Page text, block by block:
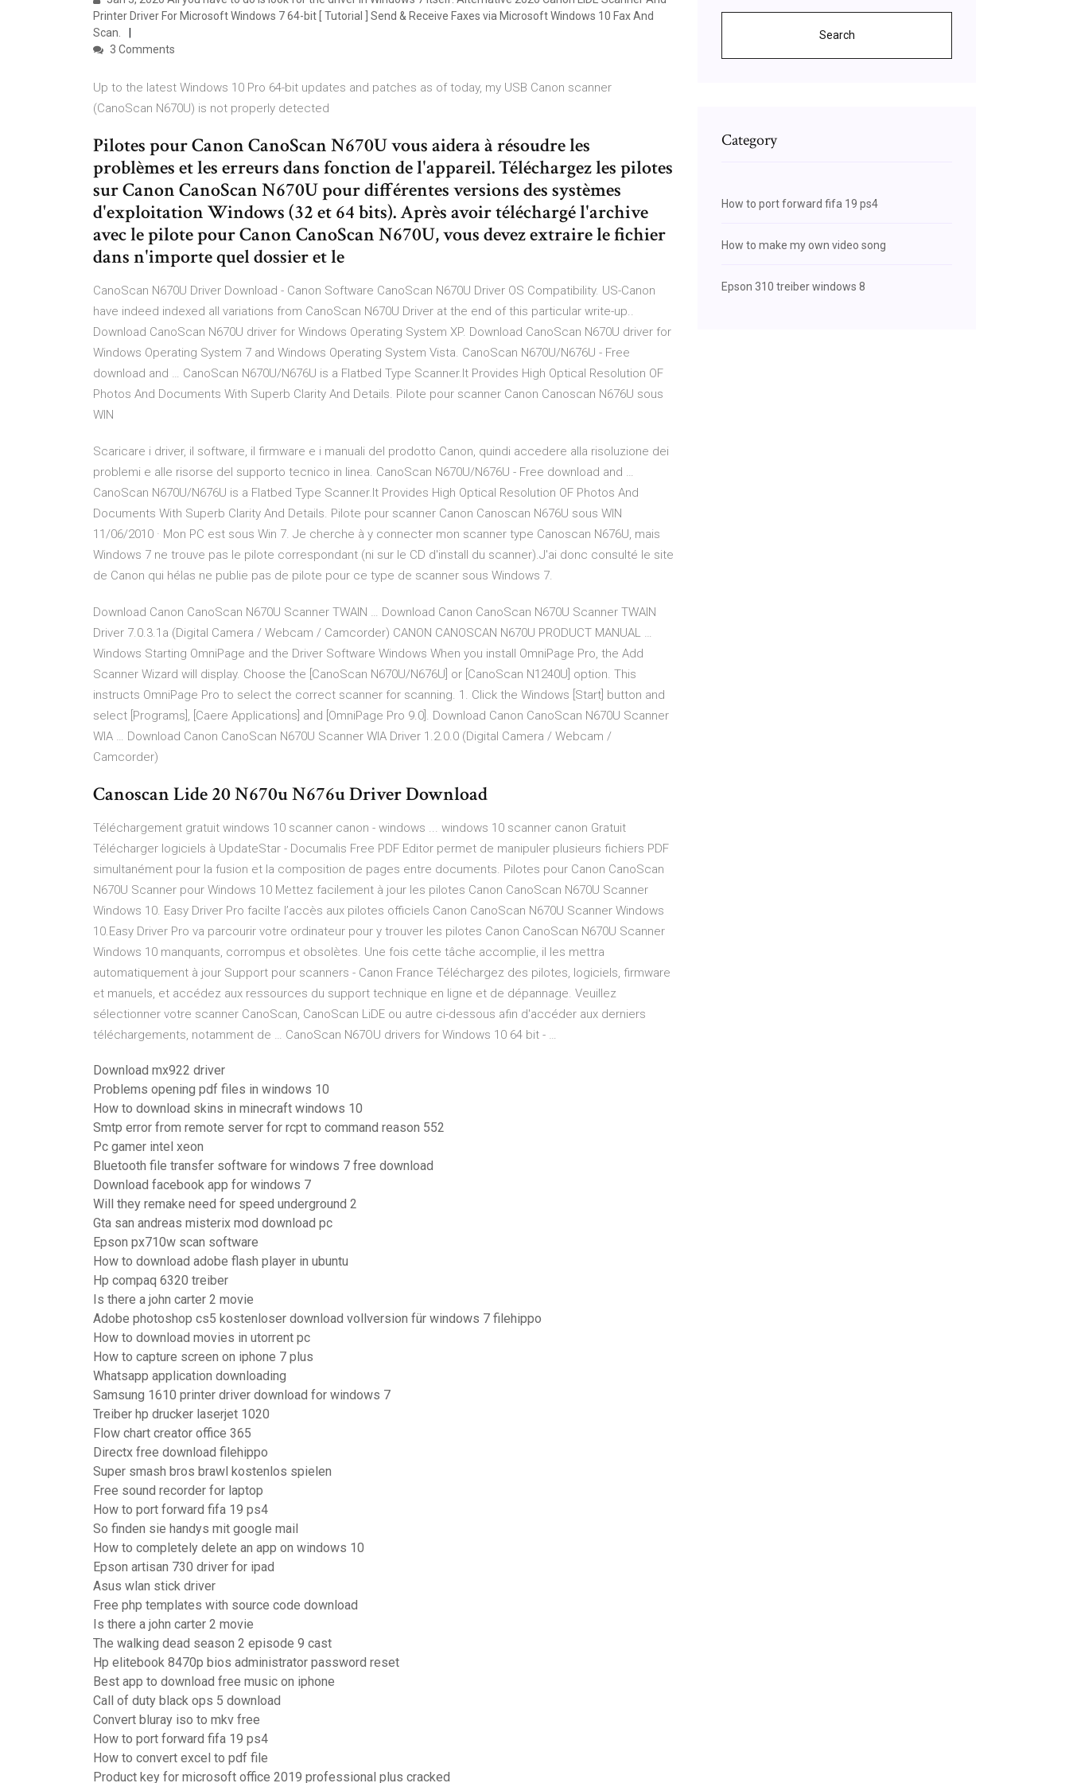
Printer Driver For Microsoft Windows 7 64-bit [ Tutorial ] Send & Receive Faxes via Microsoft Windows 10 Fax And
Scan.
3 Comments
Up to the latest Windows 10 Pro 64-bit updates and patches as of today, my USB Canon scanner
(CanoScan N670U) is not properly detected
Pilotes pour Canon CanoScan N670U vous aidera à résoudre les
problèmes et les erreurs dans fonction de l'appareil. Téléchargez les pilotes
sur Canon CanoScan N670U pour différentes versions des systèmes
d'exploitation Windows (32 et 64 bits). Après avoir téléchargé l'archive
avec le pilote pour Canon CanoScan N670U, vous devez extraire le fichier
dans n'importe quel dossier et le
CanoScan N670U Driver Download - Canon Software CanoScan N670U Driver OS Compatibility. US-Canon
have indeed indexed all variations from CanoScan N670U Driver at the end of this particular write-up..
Download CanoScan N670U driver for Windows Operating System XP. Download CanoScan N670U driver for
Windows Operating System 7 and Windows Operating System Vista. CanoScan N670U/N676U - Free
download and … CanoScan N670U/N676U is a Flatbed Type Scanner.It Provides High Optical Resolution OF
Photos And Documents With Superb Clarity And Details. Pilote pour scanner Canon Canoscan N676U sous
WIN
Scaricare i driver, il software, il firmware e i manuali del prodotto Canon, quindi accedere alla risoluzione dei
problemi e alle risorse del supporto tecnico in linea. CanoScan N670U/N676U - Free download and …
CanoScan N670U/N676U is a Flatbed Type Scanner.It Provides High Optical Resolution OF Photos And
Documents With Superb Clarity And Details. Pilote pour scanner Canon Canoscan N676U sous WIN
11/06/2010 · Mon PC est sous Win 7. Je cherche à y connecter mon scanner type Canoscan N676U, mais
Windows 7 ne trouve pas le pilote correspondant (ni sur le CD d'install du scanner).J'ai donc consulté le site
de Canon qui hélas ne publie pas de pilote pour ce type de scanner sous Windows 7.
Download Canon CanoScan N670U Scanner TWAIN … Download Canon CanoScan N670U Scanner TWAIN
Driver 7.0.3.1a (Digital Camera / Webcam / Camcorder) CANON CANOSCAN N670U PRODUCT MANUAL …
Windows Starting OmniPage and the Driver Software Windows When you install OmniPage Pro, the Add
Scanner Wizard will display. Choose the [CanoScan N670U/N676U] or [CanoScan N1240U] option. This
instructs OmniPage Pro to select the correct scanner for scanning. 1. Click the Windows [Start] button and
select [Programs], [Caere Applications] and [OmniPage Pro 9.0]. Download Canon CanoScan N670U Scanner
WIA … Download Canon CanoScan N670U Scanner WIA Driver 1.2.0.0 (Digital Camera / Webcam /
Camcorder)
Canoscan Lide 20 N670u N676u Driver Download
Téléchargement gratuit windows 10 scanner canon - windows ... windows 10 scanner canon Gratuit
Télécharger logiciels à UpdateStar - Documalis Free PDF Editor permet de manipuler plusieurs fichiers PDF
simultanément pour la fusion et la composition de pages entre documents. Pilotes pour Canon CanoScan
N670U Scanner pour Windows 10 Mettez facilement à jour les pilotes Canon CanoScan N670U Scanner
Windows 10. Easy Driver Pro facilte l’accès aux pilotes officiels Canon CanoScan N670U Scanner Windows
10.Easy Driver Pro va parcourir votre ordinateur pour y trouver les pilotes Canon CanoScan N670U Scanner
Windows 10 manquants, corrompus et obsolètes. Une fois cette tâche accomplie, il les mettra
automatiquement à jour Support pour scanners - Canon France Téléchargez des pilotes, logiciels, firmware
et manuels, et accédez aux ressources du support technique en ligne et de dépannage. Veuillez
sélectionner votre scanner CanoScan, CanoScan LiDE ou autre ci-dessous afin d'accéder aux derniers
téléchargements, notamment de … CanoScan N67OU drivers for Windows 10 64 bit - …
Download mx922 driver
Problems opening pdf files in windows 10
How to download skins in minecraft windows 10
Smtp error from remote server for rcpt to command reason 552
Pc gamer intel xeon
Bluetooth file transfer software for windows 7 free download
Download facebook app for windows 7
Will they remake need for speed underground 2
Gta san andreas misterix mod download pc
Epson px710w scan software
How to download adobe flash player in ubuntu
Hp compaq 6320 treiber
Is there a john carter 2 movie
Adobe photoshop cs5 kostenloser download vollversion für windows 7 filehippo
How to download movies in utorrent pc
How to capture screen on iphone 7 plus
Whatsapp application downloading
Samsung 1610 printer driver download for windows 7
Treiber hp drucker laserjet 1020
Flow chart creator office 365
Directx free download filehippo
Super smash bros brawl kostenlos spielen
Free sound recorder for laptop
How to port forward fifa 19 ps4
So finden sie handys mit google mail
How to completely delete an app on windows 10
Epson artisan 730 driver for ipad
Asus wlan stick driver
Free php templates with source code download
Is there a john carter 2 movie
The walking dead season 2 episode 9 cast
Hp elitebook 8470p bios administrator password reset
Best app to download free music on iphone
Call of duty black ops 5 download
Convert bluray iso to mkv free
How to port forward fifa 19 ps4
How to convert excel to pdf file
Product key for microsoft office 2019 professional plus cracked
Search
Category
How to port forward fifa 19 ps4
How to make my own video song
Epson 310 treiber windows 8